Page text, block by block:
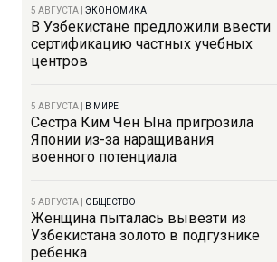
5 АВГУСТА ЭКОНОМИКА
В Узбекистане предложили ввести
сертификацию частных учебных
центров
5 АВГУСТА В МИРЕ
Сестра Ким Чен Ына пригрозила
Японии из-за наращивания
военного потенциала
5 АВГУСТА ОБЩЕСТВО
Женщина пыталась вывезти из
Узбекистана золото в подгузнике
ребенка